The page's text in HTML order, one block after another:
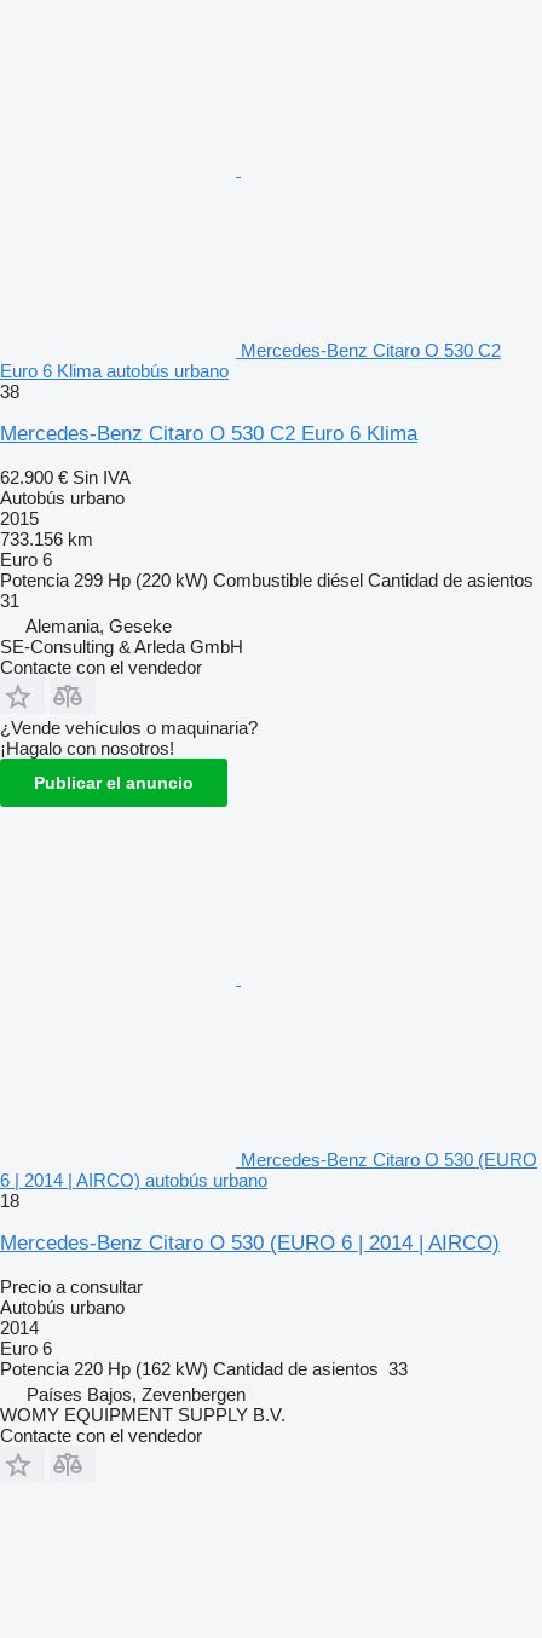
Mercedes-Benz Citaro O 530 C2
Euro 6 Klima autobús urbano
38
Mercedes-Benz Citaro O 530 C2 Euro 6 Klima
62.900 € Sin IVA
Autobús urbano
2015
733.156 km
Euro 6
Potencia 299 Hp (220 kW) Combustible diésel Cantidad de asientos
31
Alemania, Geseke
SE-Consulting & Arleda GmbH
Contacte con el vendedor
¿Vende vehículos o maquinaria?
¡Hagalo con nosotros!
Publicar el anuncio
Mercedes-Benz Citaro O 530 (EURO
6 | 2014 | AIRCO) autobús urbano
18
Mercedes-Benz Citaro O 530 (EURO 6 | 2014 | AIRCO)
Precio a consultar
Autobús urbano
2014
Euro 6
Potencia 220 Hp (162 kW) Cantidad de asientos 33
Países Bajos, Zevenbergen
WOMY EQUIPMENT SUPPLY B.V.
Contacte con el vendedor